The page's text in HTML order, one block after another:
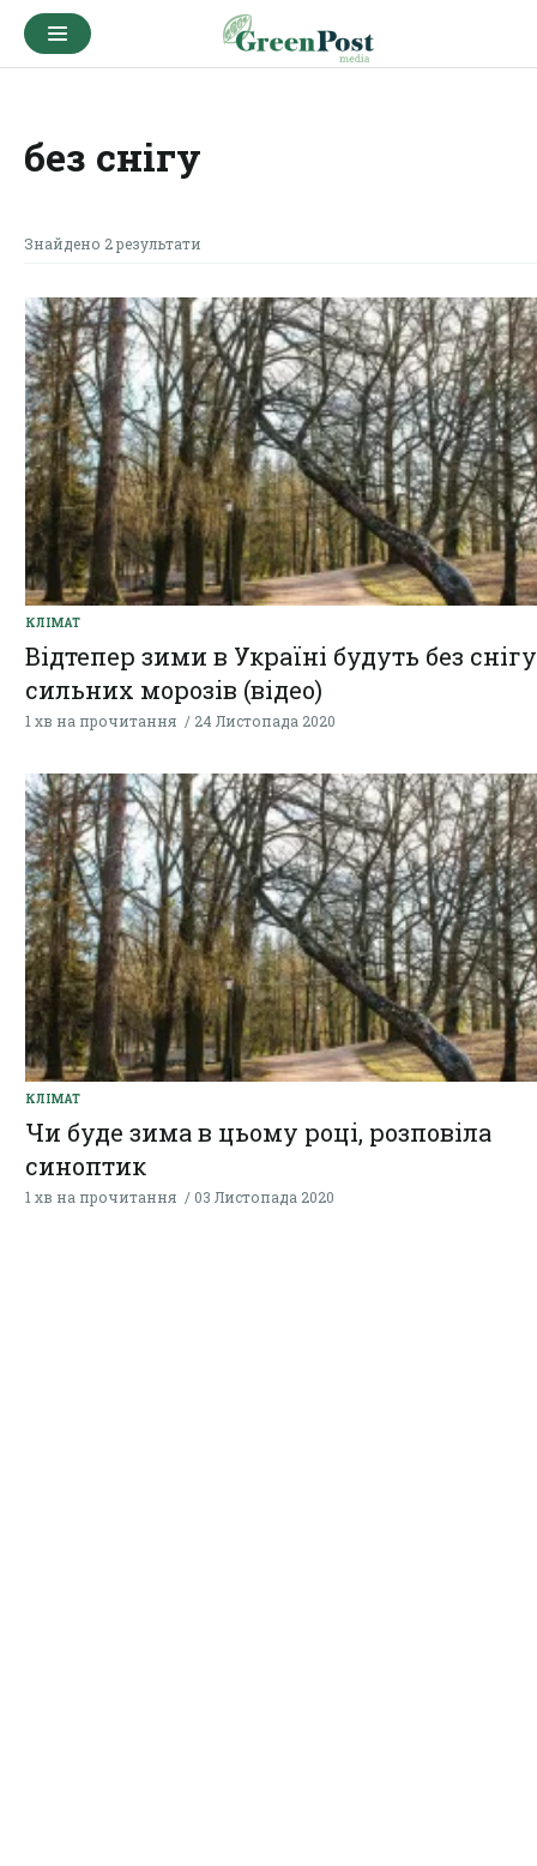
без снігу
Знайдено 2 результати
КЛІМАТ
Відтепер зими в Україні будуть без
сильних морозів (відео)
1 хв на прочитання 24 Листопада 2020
КЛІМАТ
Чи буде зима в цьому році, розповіла
синоптик
1 хв на прочитання 03 Листопада 2020